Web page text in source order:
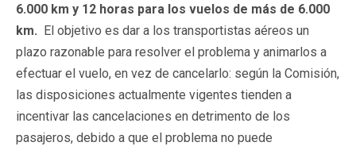
6.000 km y 12 horas para los vuelos de más de 6.000
km. El objetivo es dar a los transportistas aéreos un
plazo razonable para resolver el problema y animarlos a
efectuar el vuelo, en vez de cancelarlo: según la Comisión,
las disposiciones actualmente vigentes tienden a
incentivar las cancelaciones en detrimento de los
pasajeros, debido a que el problema no puede